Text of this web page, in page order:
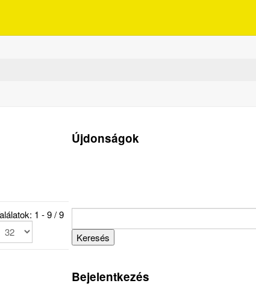
1 - 9 / 9
Újdonságok
Bejelentkezés